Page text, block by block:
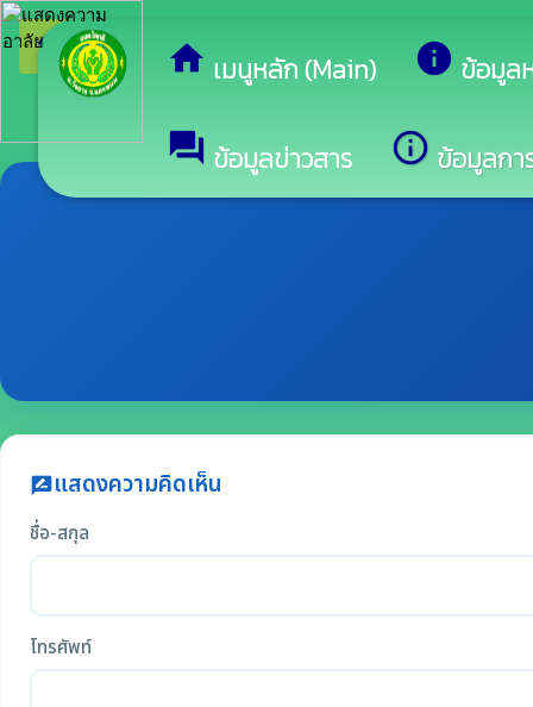
home เมนูหลัก (Main) info ข้อมูล
forum ข้อมูลข่าวสาร info_outline ข้อมูลก
arrow_back_iosกลับเมนูหลัก ยินดีต้อนรับสู่เว็
rate_reviewแสดงความคิดเห็น
ชื่อ-สกุล
โทรศัพท์